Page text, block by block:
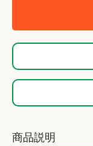
商品説明